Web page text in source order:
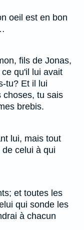
oeil est en bon
fils de Jonas,
qu'il lui avait
tu? Et il lui
choses, tu sais
brebis.
lui, mais tout
celui à qui
et toutes les
qui sonde les
à chacun